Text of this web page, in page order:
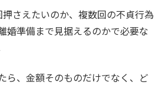
さえたいのか、複数回の不貞行為
婚準備まで見据えるのかで必要な
ら、金額そのものだけでなく、ど